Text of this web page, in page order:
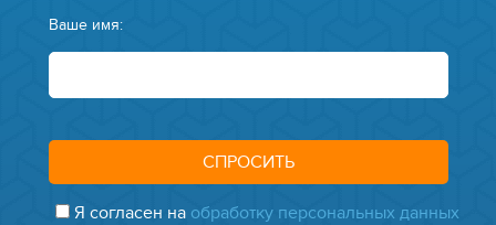
Ваше имя:
Я согласен на обработку персональных данных